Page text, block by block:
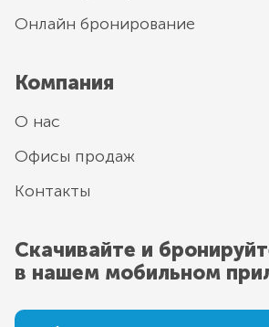
Онлайн бронирование
Компания
О нас
Офисы продаж
Контакты
Скачивайте и
в нашем мобильном